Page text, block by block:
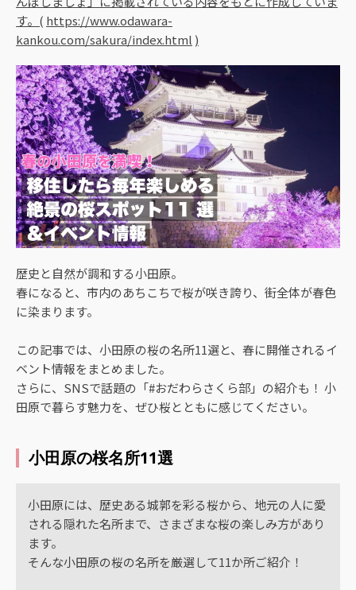
す。( https://www.odawara-
kankou.com/sakura/index.html )
歴史と自然が調和する小田原。
春になると、市内のあちこちで桜が咲き誇り、街全体が春色
に染まります。
この記事では、小田原の桜の名所11選と、春に開催されるイ
ベント情報をまとめました。
さらに、SNSで話題の「#おだわらさくら部」の紹介も！ 小
田原で暮らす魅力を、ぜひ桜とともに感じてください。
小田原の桜名所11選
小田原には、歴史ある城郭を彩る桜から、地元の人に愛
される隠れた名所まで、さまざまな桜の楽しみ方があり
ます。
そんな小田原の桜の名所を厳選して11か所ご紹介！